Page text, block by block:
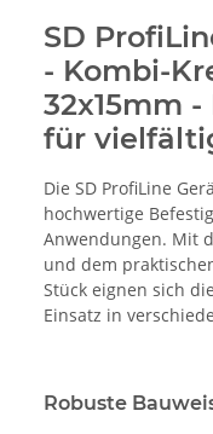
SD
- Kombi-
32x15mm
für
Die SD ProfiLine
hochwertige
Anwendungen. Mit
und dem
Stück eignen sich
Einsatz in
Robuste